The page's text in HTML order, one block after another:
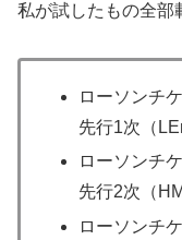
私が試したもの全部
ローソンチ
先行1次（
ローソンチ
先行2次（
ローソンチ